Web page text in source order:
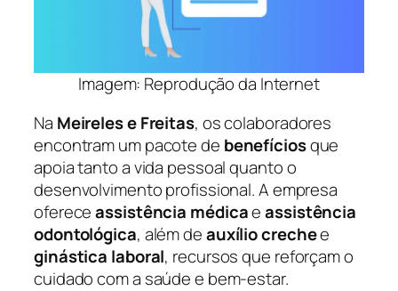
Imagem: Reprodução da Internet
Na Meireles e Freitas, os colaboradores
encontram um pacote de benefíciosque
apoia tanto a vida pessoal quanto o
desenvolvimento profissional. A empresa
ofereceassistência médicaeassistência
odontológica, além deauxílio crechee
ginástica laboral, recursos que reforçam o
cuidado com a saúde e bem-estar.